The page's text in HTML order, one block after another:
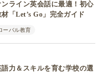
ンライン英会話に最適！初心
「Let’s Go」完全ガイド
ーバル教育
力＆スキルを育む学校の選